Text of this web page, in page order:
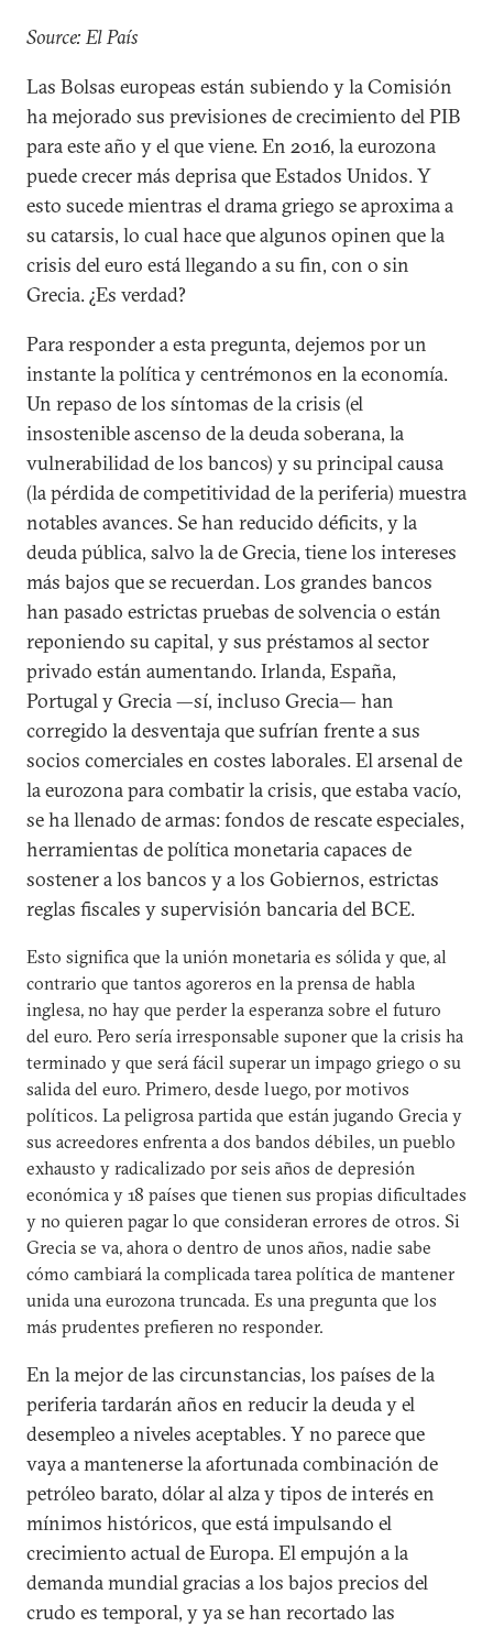
Source: El País
Las Bolsas europeas están subiendo y la Comisión
ha mejorado sus previsiones de crecimiento del PIB
para este año y el que viene. En 2016, la eurozona
puede crecer más deprisa que Estados Unidos. Y
esto sucede mientras el drama griego se aproxima a
su catarsis, lo cual hace que algunos opinen que la
crisis del euro está llegando a su fin, con o sin
Grecia. ¿Es verdad?
Para responder a esta pregunta, dejemos por un
instante la política y centrémonos en la economía.
Un repaso de los síntomas de la crisis (el
insostenible ascenso de la deuda soberana, la
vulnerabilidad de los bancos) y su principal causa
(la pérdida de competitividad de la periferia) muestra
notables avances. Se han reducido déficits, y la
deuda pública, salvo la de Grecia, tiene los intereses
más bajos que se recuerdan. Los grandes bancos
han pasado estrictas pruebas de solvencia o están
reponiendo su capital, y sus préstamos al sector
privado están aumentando. Irlanda, España,
Portugal y Grecia —sí, incluso Grecia— han
corregido la desventaja que sufrían frente a sus
socios comerciales en costes laborales. El arsenal de
la eurozona para combatir la crisis, que estaba vacío,
se ha llenado de armas: fondos de rescate especiales,
herramientas de política monetaria capaces de
sostener a los bancos y a los Gobiernos, estrictas
reglas fiscales y supervisión bancaria del BCE.
Esto significa que la unión monetaria es sólida y que, al
contrario que tantos agoreros en la prensa de habla
inglesa, no hay que perder la esperanza sobre el futuro
del euro. Pero sería irresponsable suponer que la crisis ha
terminado y que será fácil superar un impago griego o su
salida del euro. Primero, desde luego, por motivos
políticos. La peligrosa partida que están jugando Grecia y
sus acreedores enfrenta a dos bandos débiles, un pueblo
exhausto y radicalizado por seis años de depresión
económica y 18 países que tienen sus propias dificultades
y no quieren pagar lo que consideran errores de otros. Si
Grecia se va, ahora o dentro de unos años, nadie sabe
cómo cambiará la complicada tarea política de mantener
unida una eurozona truncada. Es una pregunta que los
más prudentes prefieren no responder.
En la mejor de las circunstancias, los países de la
periferia tardarán años en reducir la deuda y el
desempleo a niveles aceptables. Y no parece que
vaya a mantenerse la afortunada combinación de
petróleo barato, dólar al alza y tipos de interés en
mínimos históricos, que está impulsando el
crecimiento actual de Europa. El empujón a la
demanda mundial gracias a los bajos precios del
crudo es temporal, y ya se han recortado las